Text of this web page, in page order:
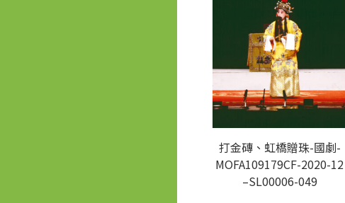
打金磚、虹橋贈珠-國劇-
MOFA109179CF-2020-12
–SL00006-049